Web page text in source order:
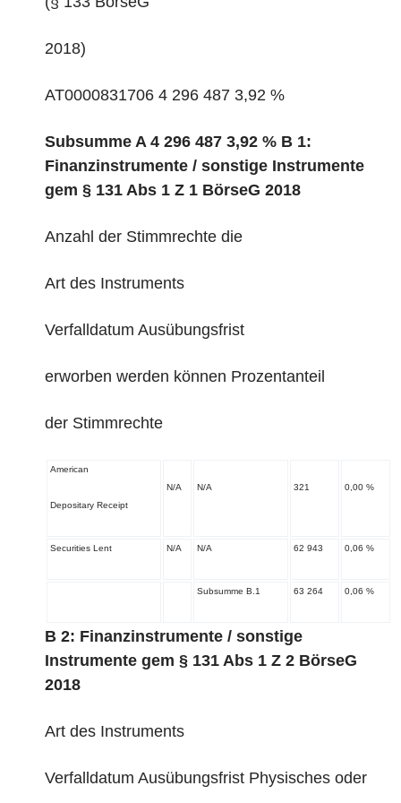
2018)
AT0000831706 4 296 487 3,92 %
Subsumme A 4 296 487 3,92 % B 1:
Finanzinstrumente / sonstige Instrumente
gem § 131 Abs 1 Z 1 BörseG 2018
Anzahl der Stimmrechte die
Art des Instruments
Verfalldatum Ausübungsfrist
erworben werden können Prozentanteil
der Stimmrechte
American
Depositary Receipt
N/A N/A 321 0,00 %
Securities Lent N/A N/A 62 943 0,06 %
Subsumme B.1 63 264 0,06 %
B 2: Finanzinstrumente / sonstige
Instrumente gem § 131 Abs 1 Z 2 BörseG
2018
Art des Instruments
Verfalldatum Ausübungsfrist Physisches oder